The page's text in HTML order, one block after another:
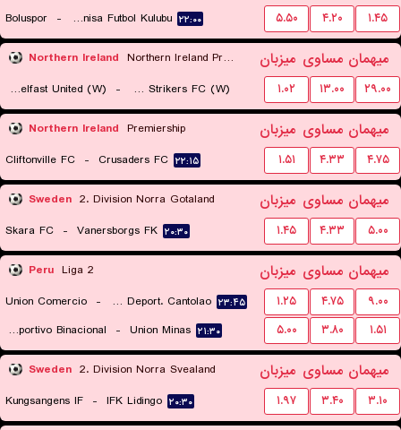
Boluspor - Manisa Futbol Kulubu ۲۲:۰۰ ۵.۵۰ ۴.۲۰ ۱.۴۵
Northern Ireland Northern Ireland Premier League Women میزبان مساوی میهمان
Glentoran Belfast United (W) - Crusaders Strikers FC (W)
۲۲:۱۵
۱.۰۲ ۱۳.۰۰ ۲۹.۰۰
Northern Ireland Premiership میزبان مساوی میهمان
Cliftonville FC - Crusaders FC ۲۲:۱۵ ۱.۵۱ ۴.۳۳ ۴.۷۵
Sweden 2. Division Norra Gotaland میزبان مساوی میهمان
Skara FC - Vanersborgs FK ۲۰:۳۰ ۱.۴۵ ۴.۳۳ ۵.۰۰
Peru Liga 2 میزبان مساوی میهمان
Union Comercio - Academia Deport. Cantolao ۲۳:۴۵ ۱.۲۵ ۴.۷۵
۹.۰۰
EM Deportivo Binacional
- Union Minas ۲۱:۳۰ ۵.۰۰ ۳.۸۰ ۱.۵۱
Sweden 2. Division Norra Svealand میزبان مساوی میهمان
Kungsangens IF - IFK Lidingo ۲۰:۳۰ ۱.۹۷ ۳.۴۰ ۳.۱۰